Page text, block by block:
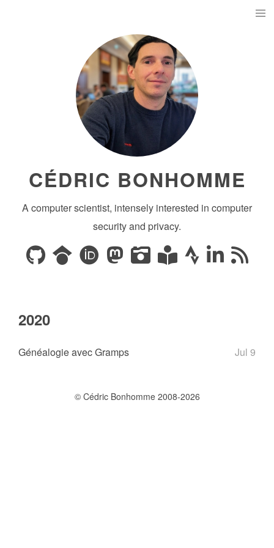
CÉDRIC BONHOMME
A computer scientist, intensely interested in computer
security and privacy.
2020
Généalogie avec Gramps Jul 9
© Cédric Bonhomme 2008-2026